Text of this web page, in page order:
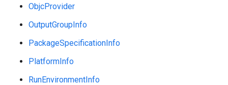
ObjcProvider
OutputGroupInfo
PackageSpecificationInfo
PlatformInfo
RunEnvironmentInfo